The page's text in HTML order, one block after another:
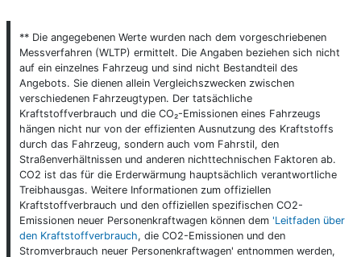
** Die angegebenen Werte wurden nach dem vorgeschriebenen
Messverfahren (WLTP) ermittelt. Die Angaben beziehen sich nicht
auf ein einzelnes Fahrzeug und sind nicht Bestandteil des
Angebots. Sie dienen allein Vergleichszwecken zwischen
verschiedenen Fahrzeugtypen. Der tatsächliche
Kraftstoffverbrauch und die CO₂-Emissionen eines Fahrzeugs
hängen nicht nur von der effizienten Ausnutzung des Kraftstoffs
durch das Fahrzeug, sondern auch vom Fahrstil, den
Straßenverhältnissen und anderen nichttechnischen Faktoren ab.
CO2 ist das für die Erderwärmung hauptsächlich verantwortliche
Treibhausgas. Weitere Informationen zum offiziellen
Kraftstoffverbrauch und den offiziellen spezifischen CO2-
Emissionen neuer Personenkraftwagen können dem 'Leitfaden über
den Kraftstoffverbrauch, die CO2-Emissionen und den
Stromverbrauch neuer Personenkraftwagen' entnommen werden,